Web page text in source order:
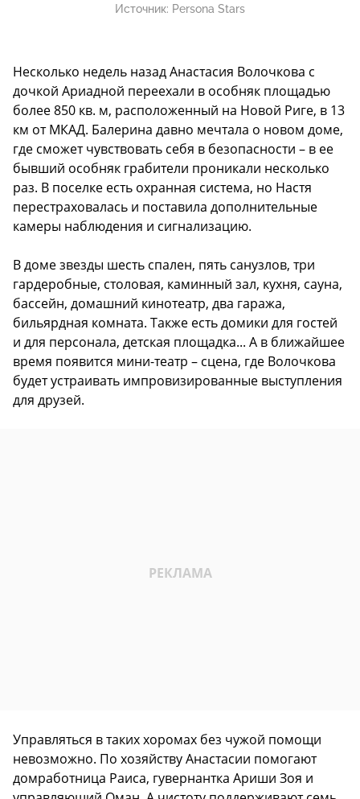
Источник: Persona Stars
Несколько недель назад Анастасия Волочкова с
дочкой Ариадной переехали в особняк площадью
более 850 кв. м, расположенный на Новой Риге, в 13
км от МКАД. Балерина давно мечтала о новом доме,
где сможет чувствовать себя в безопасности – в ее
бывший особняк грабители проникали несколько
раз. В поселке есть охранная система, но Настя
перестраховалась и поставила дополнительные
камеры наблюдения и сигнализацию.
В доме звезды шесть спален, пять санузлов, три
гардеробные, столовая, каминный зал, кухня, сауна,
бассейн, домашний кинотеатр, два гаража,
бильярдная комната. Также есть домики для гостей
и для персонала, детская площадка... А в ближайшее
время появится мини-театр – сцена, где Волочкова
будет устраивать импровизированные выступления
для друзей.
Управляться в таких хоромах без чужой помощи
невозможно. По хозяйству Анастасии помогают
домработница Раиса, гувернантка Ариши Зоя и